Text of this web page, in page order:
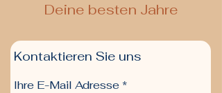
Deine besten Jahre
Kontaktieren Sie uns
Ihre E-Mail Adresse